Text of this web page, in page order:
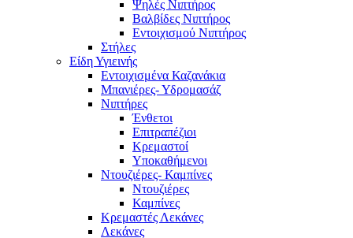
Ψηλές Νιπτήρος
Βαλβίδες Νιπτήρος
Εντοιχισμού Νιπτήρος
Στήλες
Είδη Υγιεινής
Εντοιχισμένα Καζανάκια
Μπανιέρες- Υδρομασάζ
Νιπτήρες
Ένθετοι
Επιτραπέζιοι
Κρεμαστοί
Υποκαθήμενοι
Ντουζιέρες- Καμπίνες
Ντουζιέρες
Καμπίνες
Κρεμαστές Λεκάνες
Λεκάνες